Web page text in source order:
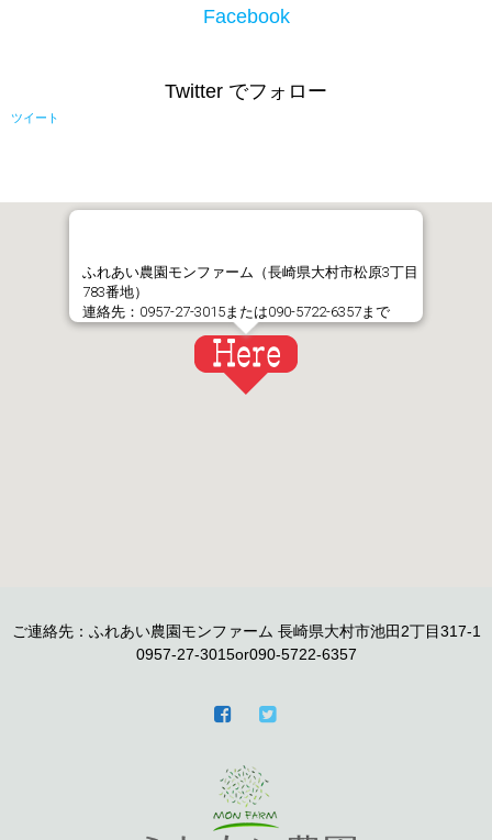
Facebook
Twitter でフォロー
ツイート
ふれあい農園モンファーム（長崎県大村市松原3丁目
783番地）
連絡先：0957-27-3015または090-5722-6357まで
ご連絡先：ふれあい農園モンファーム 長崎県大村市池田2丁目317-1
0957-27-3015or090-5722-6357